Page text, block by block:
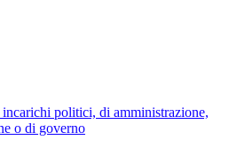
politici, di amministrazione,
o di governo